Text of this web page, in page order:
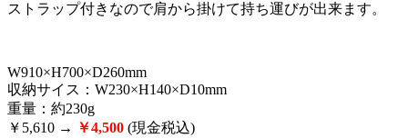
ストラップ付きなので肩から掛けて持ち運びが出来ます。
W910×H700×D260mm
収納サイス：W230×H140×D10mm
重量：約230g
￥5,610 → ￥4,500 (現金税込)